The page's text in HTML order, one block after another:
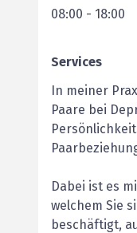
08:00 - 18:00
Services
In meiner
Paare bei
Dabei ist es
welchem Sie
beschäftigt,